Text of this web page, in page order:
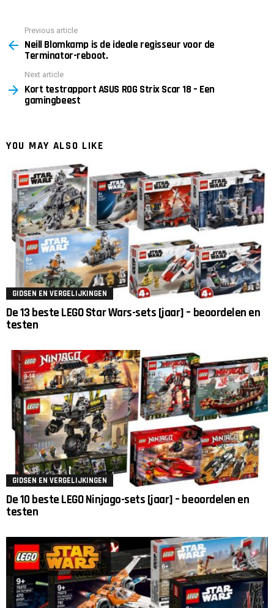
more
Previous article
Neill Blomkamp is de ideale regisseur voor de
Terminator-reboot.
Next article
Kort testrapport ASUS ROG Strix Scar 18 – Een
gamingbeest
YOU MAY ALSO LIKE
GIDSEN EN VERGELIJKINGEN
De 13 beste LEGO Star Wars-sets [jaar] – beoordelen en
testen
GIDSEN EN VERGELIJKINGEN
De 10 beste LEGO Ninjago-sets [jaar] – beoordelen en
testen